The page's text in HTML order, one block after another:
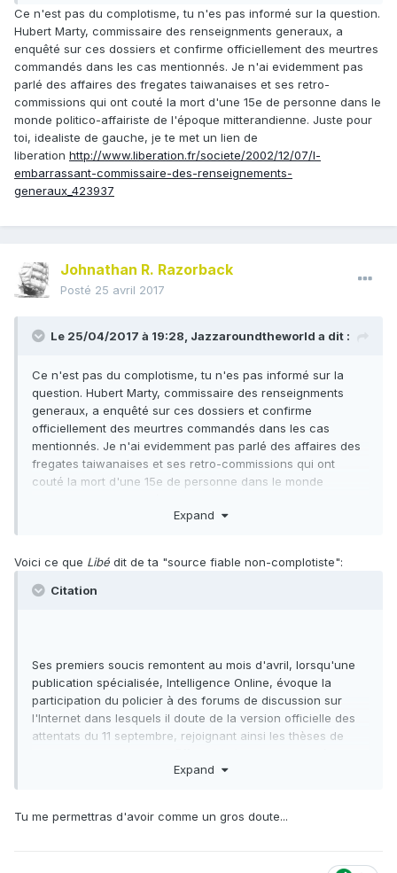
Ce n'est pas du complotisme, tu n'es pas informé sur la question.
Hubert Marty, commissaire des renseignments generaux, a
enquêté sur ces dossiers et confirme officiellement des meurtres
commandés dans les cas mentionnés. Je n'ai evidemment pas
parlé des affaires des fregates taiwanaises et ses retro-
commissions qui ont couté la mort d'une 15e de personne dans le
monde politico-affairiste de l'époque mitterandienne. Juste pour
toi, idealiste de gauche, je te met un lien de
liberation http://www.liberation.fr/societe/2002/12/07/l-
embarrassant-commissaire-des-renseignements-
generaux_423937
Johnathan R. Razorback
Posté 25 avril 2017
Le 25/04/2017 à 19:28, Jazzaroundtheworld a dit :
Ce n'est pas du complotisme, tu n'es pas informé sur la
question. Hubert Marty, commissaire des renseignments
generaux, a enquêté sur ces dossiers et confirme
officiellement des meurtres commandés dans les cas
mentionnés. Je n'ai evidemment pas parlé des affaires des
fregates taiwanaises et ses retro-commissions qui ont
couté la mort d'une 15e de personne dans le monde
idealiste de gauche, je te met un lien de
generaux_423937
Expand
Voici ce que Libé dit de ta "source fiable non-complotiste":
Citation
Ses premiers soucis remontent au mois d'avril, lorsqu'une
publication spécialisée, Intelligence Online, évoque la
participation du policier à des forums de discussion sur
l'Internet dans lesquels il doute de la version officielle des
attentats du 11 septembre, rejoignant ainsi les thèses de
mars, l'écrivain voulait démontrer l'implication de la CIA
Expand
Tu me permettras d'avoir comme un gros doute...